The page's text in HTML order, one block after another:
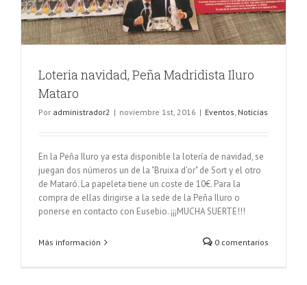
Loteria navidad, Peña Madridista Iluro
Mataro
Por administrador2 | noviembre 1st, 2016 | Eventos Noticias
En la Peña Iluro ya esta disponible la lotería de navidad, se
juegan dos números un de la "Bruixa d'or" de Sort y el otro
de Mataró. La papeleta tiene un coste de 10€. Para la
compra de ellas dirigirse a la sede de la Peña Iluro o
ponerse en contacto con Eusebio. ¡¡¡MUCHA SUERTE!!!
Más información 0 comentarios